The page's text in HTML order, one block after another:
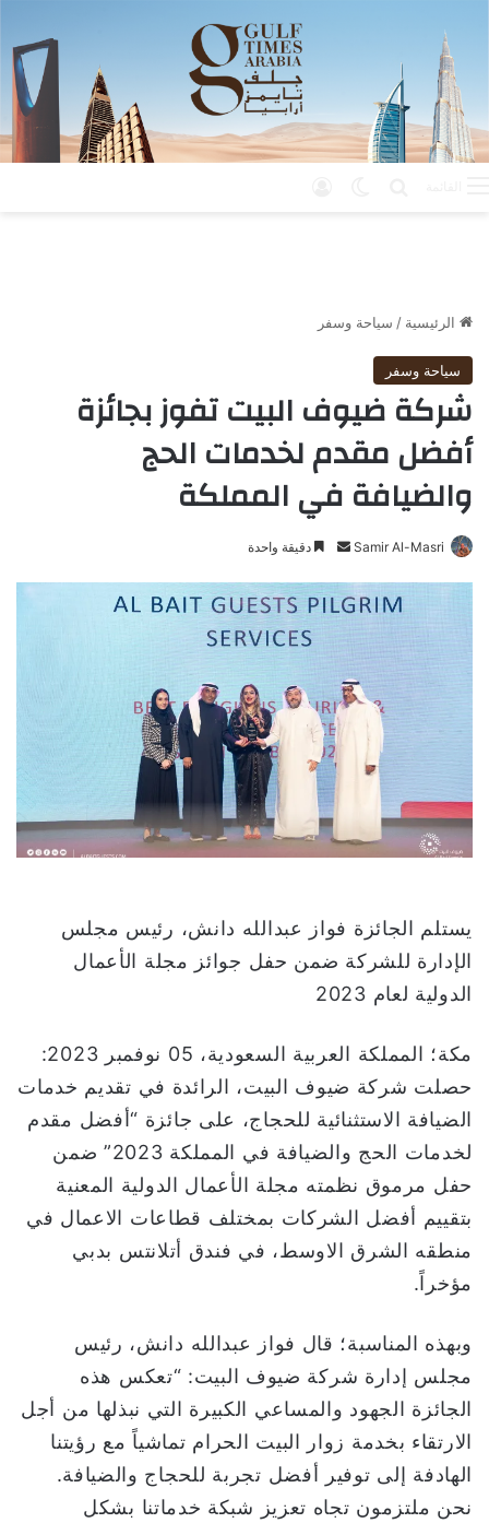
الرئيسية / سياحة وسفر
سياحة وسفر
شركة ضيوف البيت تفوز بجائزة
أفضل مقدم لخدمات الحج
والضيافة في المملكة
Samir Al-Masri
س
ي
د
ا
إ
ل
ك
ت
ن
ي
ا
دقيقة واحدة
يستلم الجائزة فواز عبدالله دانش، رئيس مجلس
الإدارة للشركة ضمن حفل جوائز مجلة الأعمال
الدولية لعام 2023
مكة؛ المملكة العربية السعودية، 05 نوفمبر 2023:
حصلت شركة ضيوف البيت، الرائدة في تقديم خدمات
الضيافة الاستثنائية للحجاج، على جائزة “أفضل مقدم
لخدمات الحج والضيافة في المملكة 2023” ضمن
حفل مرموق نظمته مجلة الأعمال الدولية المعنية
بتقييم أفضل الشركات بمختلف قطاعات الاعمال في
منطقه الشرق الاوسط، في فندق أتلانتس بدبي
مؤخراً.
وبهذه المناسبة؛ قال فواز عبدالله دانش، رئيس
مجلس إدارة شركة ضيوف البيت: “تعكس هذه
الجائزة الجهود والمساعي الكبيرة التي نبذلها من أجل
الارتقاء بخدمة زوار البيت الحرام تماشياً مع رؤيتنا
الهادفة إلى توفير أفضل تجربة للحجاج والضيافة.
نحن ملتزمون تجاه تعزيز شبكة خدماتنا بشكل